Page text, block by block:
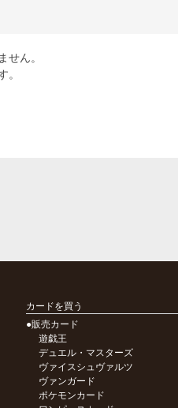
せん。
。
カードを買う
●販売カード
遊戯王
デュエル・マスターズ
ヴァイスシュヴァルツ
ヴァンガード
ポケモンカード